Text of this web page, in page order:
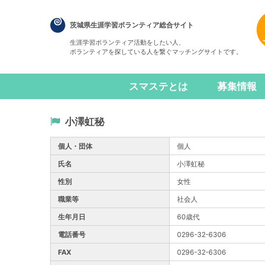
茨城県生涯学習ボランティア総合サイト
生涯学習ボランティア活動をしたい人、
ボランティアを探している人を繋ぐマッチングサイトです。
スマステとは 募集情報
小澤虹秘
個人・団体 個人
氏名 小澤虹秘
性別 女性
職業等 社会人
生年月日 60歳代
電話番号 0296-32-6306
FAX 0296-32-6306